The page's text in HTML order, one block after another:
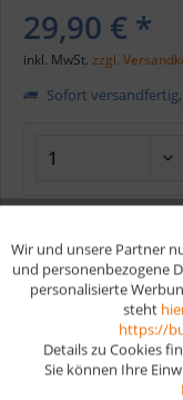
29,90 € *
inkl. MwSt. zzgl.
Sofort
Artikel-Nr.:
EAN
Vorteile
Funktionale
Wir und unsere Partner
und personenbezogene
personalisierte
steht
https://
Details zu Cookies
Sie können Ihre